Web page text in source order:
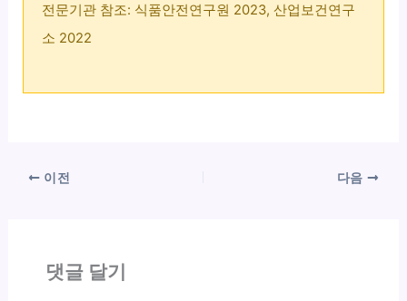
전문기관 참조: 식품안전연구원 2023, 산업보건연구
소 2022
이전 다음
댓글 달기